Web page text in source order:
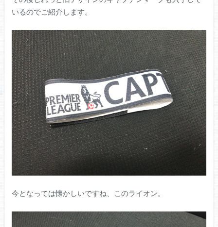
いるのでご紹介します。
今となっては懐かしいですね、このライオン。